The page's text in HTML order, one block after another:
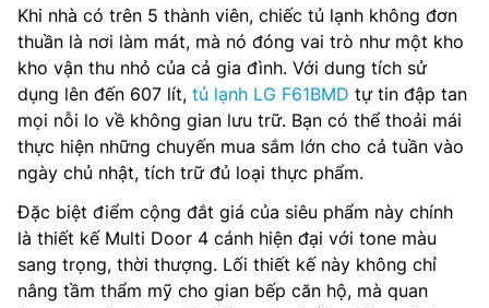
Khi nhà có trên 5 thành viên, chiếc tủ lạnh không đơn
thuần là nơi làm mát, mà nó đóng vai trò như một kho
kho vận thu nhỏ của cả gia đình. Với dung tích sử
dụng lên đến 607 lít, tủ lạnh LG F61BMD tự tin đập tan
mọi nỗi lo về không gian lưu trữ. Bạn có thể thoải mái
thực hiện những chuyến mua sắm lớn cho cả tuần vào
ngày chủ nhật, tích trữ đủ loại thực phẩm.
Đặc biệt điểm cộng đắt giá của siêu phẩm này chính
là thiết kế Multi Door 4 cánh hiện đại với tone màu
sang trọng, thời thượng. Lối thiết kế này không chỉ
nâng tầm thẩm mỹ cho gian bếp căn hộ, mà quan